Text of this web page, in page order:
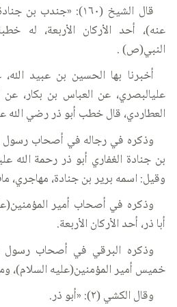
قال الشيخ (١٦٠):
عنه)، أحد الأركان الأربعة، له
النبي(ص) .
أخبرنا بها الحسين بن عبيد
عليالبصري، عن العباس بن بكار،
العطاردي، قال خطب أبو ذر رضي الله
بن جنادة الغفاري أبو ذر رحمة الله
وقيل: اسمه برير بن جنادة، مهاجري،
أبا ذر، أحد الأركان الأربعة.
وذكره البرقي في أصحاب
خميس أمير المؤمنين(عليه السلام)،
وقال الكشي (٢): «أبو ذر.